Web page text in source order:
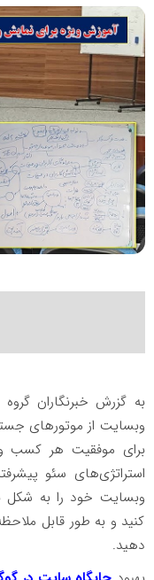
به گزرش خبرنگاران
وبسایت از موتورهای
برای موفقیت هر کسب و
استراتژی‌های سئو
وبسایت خود را به شکل
کنید و به طور قابل
دهید.